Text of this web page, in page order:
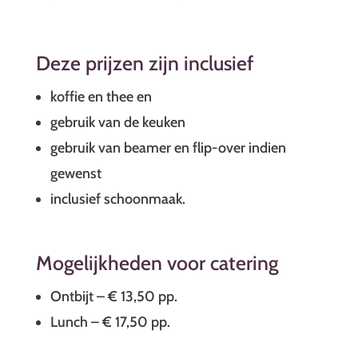
Deze prijzen zijn inclusief
koffie en thee en
gebruik van de keuken
gebruik van beamer en flip-over indien
gewenst
inclusief schoonmaak.
Mogelijkheden voor catering
Ontbijt – € 13,50 pp.
Lunch – € 17,50 pp.